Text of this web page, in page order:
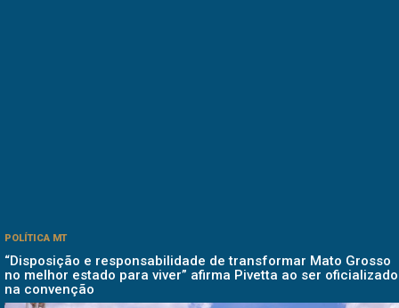
POLÍTICA MT
“Disposição e responsabilidade de transformar Mato Grosso
no melhor estado para viver” afirma Pivetta ao ser oficializado
na convenção